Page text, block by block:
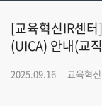
[교육혁신IR센
(UICA) 안내(교
2025.09.16 교육혁